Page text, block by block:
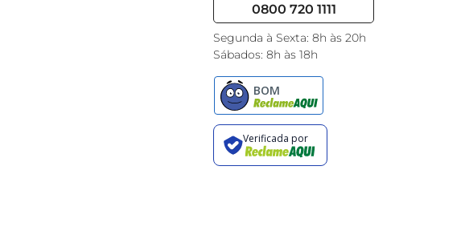
0800 720 1111
Segunda à Sexta: 8h às 20h
Sábados: 8h às 18h